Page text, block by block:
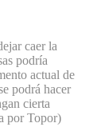
caer la
podría
actual de
podrá hacer
cierta
por Topor)